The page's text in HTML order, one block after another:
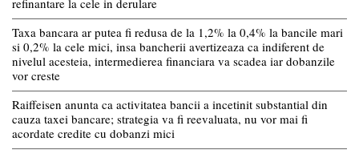
Taxa bancara ar putea fi redusa de la 1,2% la 0,4% la bancile mari
si 0,2% la cele mici, insa bancherii avertizeaza ca indiferent de
nivelul acesteia, intermedierea financiara va scadea iar dobanzile
vor creste
Raiffeisen anunta ca activitatea bancii a incetinit substantial din
cauza taxei bancare; strategia va fi reevaluata, nu vor mai fi
acordate credite cu dobanzi mici